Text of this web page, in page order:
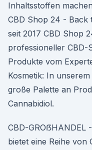
Inhaltsstoffen
CBD Shop 24 - Back
seit 2017 CBD Shop
professioneller CBD-
Produkte vom
Kosmetik: In
große Palette an
Cannabidiol.
CBD-GROẞHANDEL
bietet eine Reihe